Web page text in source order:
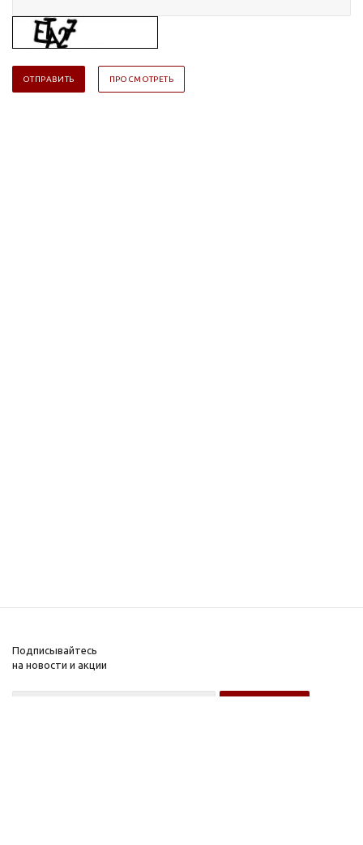
Подписывайтесь
на новости и акции